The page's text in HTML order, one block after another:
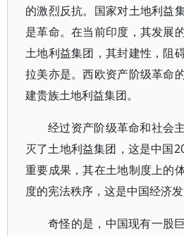
的激烈反抗。国家对土地利益
是革命。在当前印度，其发展
土地利益集团，其封建性，阻
拉美亦是。西欧资产阶级革命
建贵族土地利益集团。
经过资产阶级革命和社会
灭了土地利益集团，这是中国
重要成果，其在土地制度上的
度的宪法秩序，这是中国经济发
奇怪的是，中国现有一股